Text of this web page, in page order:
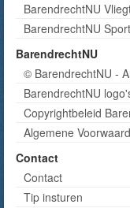
BarendrechtNU
BarendrechtNU
BarendrechtNU
© BarendrechtNU -
BarendrechtNU
Copyrightbeleid
Algemene
Contact
Contact
Tip insturen